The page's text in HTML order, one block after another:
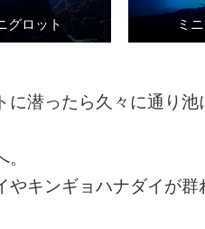
グロット ミ
潜ったら久々に通り池
キンギョハナダイが